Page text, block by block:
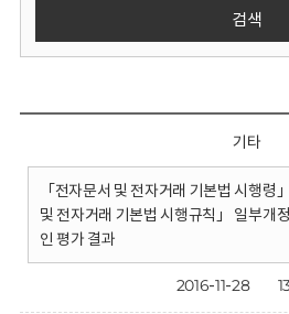
검색
기타
「전자문서 및 전자거래 기본법 시행령
및 전자거래 기본법 시행규칙」 일부개
인 평가 결과
2016-11-28